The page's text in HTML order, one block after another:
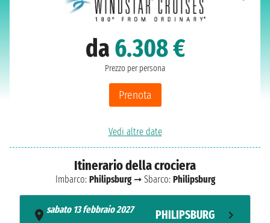
da 6.308 €
Prezzo per persona
Prenota
Vedi altre date
Itinerario della crociera
Imbarco: Philipsburg➞ Sbarco: Philipsburg
sabato 13 febbraio 2027
PHILIPSBURG